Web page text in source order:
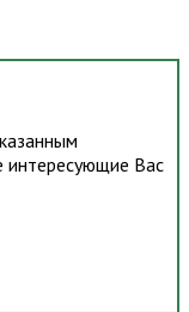
интересующие Вас